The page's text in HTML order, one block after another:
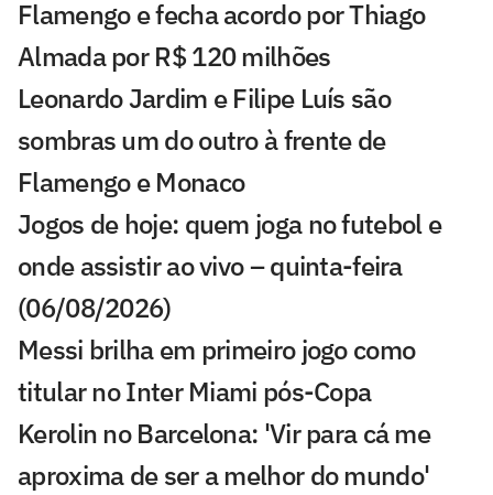
Flamengo e fecha acordo por Thiago
Almada por R$ 120 milhões
Leonardo Jardim e Filipe Luís são
sombras um do outro à frente de
Flamengo e Monaco
Jogos de hoje: quem joga no futebol e
onde assistir ao vivo – quinta-feira
(06/08/2026)
Messi brilha em primeiro jogo como
titular no Inter Miami pós-Copa
Kerolin no Barcelona: 'Vir para cá me
aproxima de ser a melhor do mundo'